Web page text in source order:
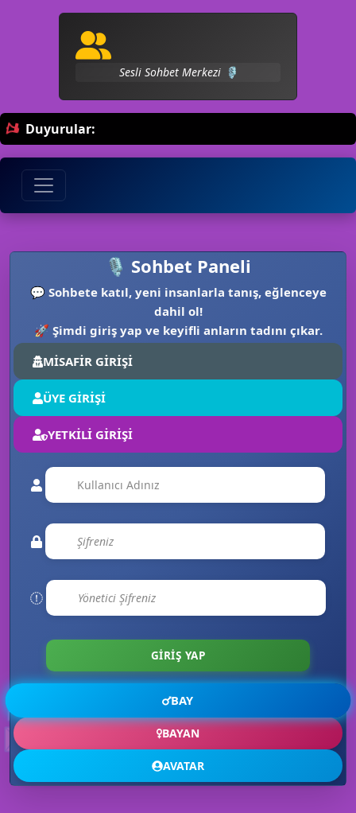
📝
✉️
Arkadaşlığın Tek Sitesi 💬
Duyurular:
🎙️ Sohbet Paneli
💬 Sohbete katıl, yeni insanlarla tanış, eğlenceye
dahil ol!
🚀 Şimdi giriş yap ve keyifli anların tadını çıkar.
MİSAFİR GİRİŞİ
ÜYE GİRİŞİ
YETKİLİ GİRİŞİ
BAY
BAYAN
AVATAR